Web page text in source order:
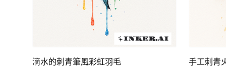
滴水的刺青筆風彩虹羽毛 手工刺青